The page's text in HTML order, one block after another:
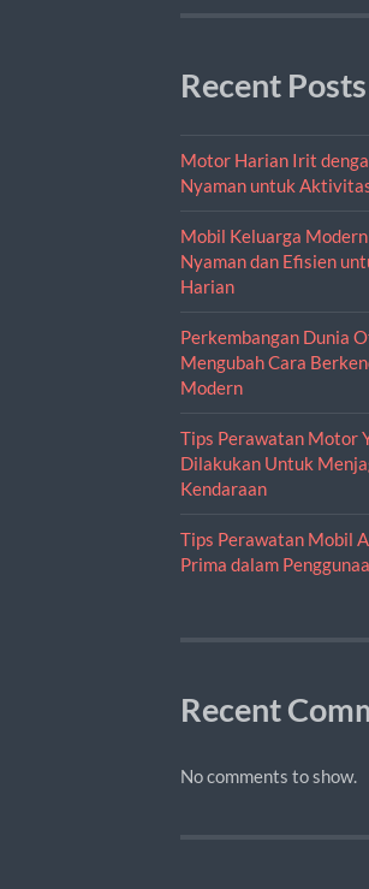
Recent Posts
Motor Harian Irit
Nyaman untuk
Mobil Keluarga
Nyaman dan Efisien
Harian
Perkembangan Dunia
Mengubah Cara
Modern
Tips Perawatan Motor
Dilakukan Untuk
Kendaraan
Tips Perawatan Mobil
Prima dalam
Recent
No comments to show.